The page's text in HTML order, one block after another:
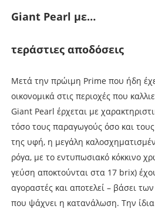
Giant Pearl µε…
τεράστιες αποδόσεις
Μετά την πρώιµη Prime που ήδη
οικονοµικά στις περιοχές που
Giant Pearl έρχεται µε
τόσο τους παραγωγούς όσο και
της υφή, η µεγάλη
ρόγα, µε το εντυπωσιακό κόκκινο
γεύση αποκτούνται στα 17 brix)
αγοραστές και αποτελεί – βάσει
που ψάχνει η κατανάλωση. Την ίδια